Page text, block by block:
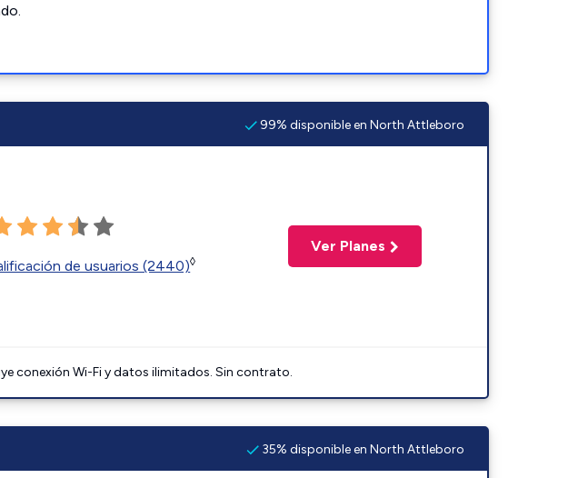
99% disponible en North Attleboro
de usuarios (2440)◊
Ver Planes
conexión Wi-Fi y datos ilimitados. Sin contrato.
35% disponible en North Attleboro